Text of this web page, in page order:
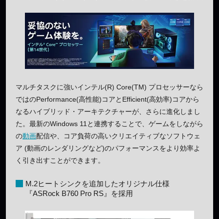
マルチタスクに強いインテル(R) Core(TM) プロセッサーなら
ではのPerformance(高性能)コアとEfficient(高効率)コアから
なるハイブリッド・アーキテクチャーが、さらに進化しまし
た。最新のWindows 11と連携することで、ゲームをしながら
の動画配信や、コア負荷の高いクリエイティブなソフトウェ
ア (動画のレンダリングなど)のパフォーマンスをより効率よ
く引き出すことができます。
M.2ヒートシンクを追加したオリジナル仕様
『ASRock B760 Pro RS』を採用